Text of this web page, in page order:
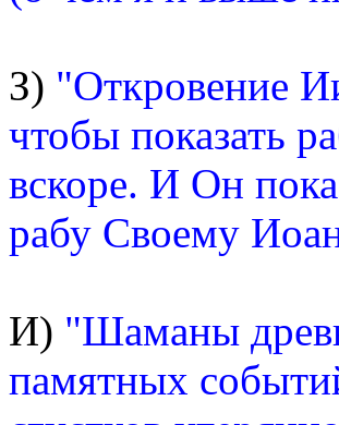
З) "Откровение
чтобы показать
вскоре. И Он
рабу Своему
И) "Шаманы
памятных